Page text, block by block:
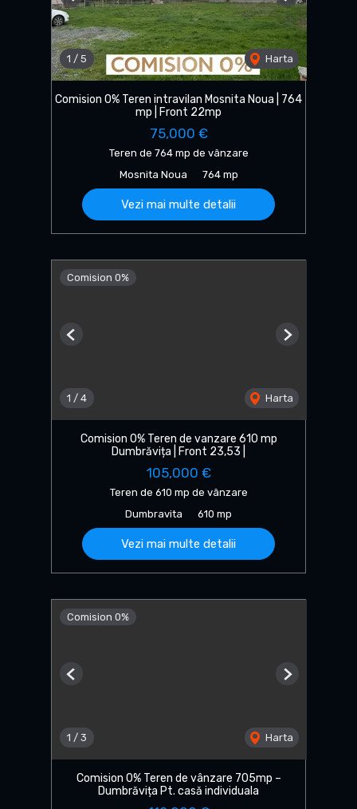
1 / 5 Harta
Comision 0% Teren intravilan Mosnita Noua | 764
mp | Front 22mp
75,000 €
Teren de 764 mp de vânzare
Mosnita Noua
764 mp
Vezi mai multe detalii
Comision 0%
1 / 4 Harta
Previous Next
Comision 0% Teren de vanzare 610 mp
Dumbrăvița | Front 23,53 |
105,000 €
Teren de 610 mp de vânzare
Dumbravita
610 mp
Vezi mai multe detalii
Comision 0%
1 / 3 Harta
Previous Next
Comision 0% Teren de vânzare 705mp –
Dumbrăvița Pt. casă individuala